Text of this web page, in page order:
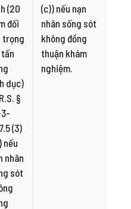
(20
đối
trọng
dục)
§
(3)
nếu
nhân
sót
(c)) nếu nạn
nhân sống sót
không đồng
thuận khám
nghiệm.